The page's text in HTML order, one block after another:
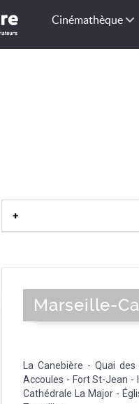
Cinémathèque
Marseille-
La Canebière - Quai
Accoules - Fort St-Jean -
Cathédrale La Major -